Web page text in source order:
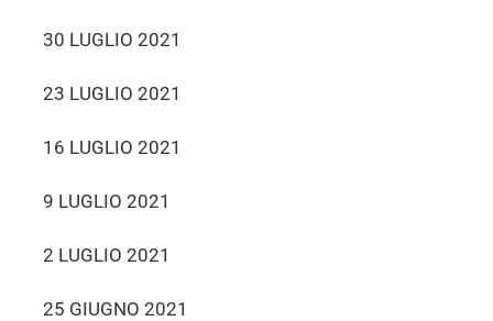
30 LUGLIO 2021
23 LUGLIO 2021
16 LUGLIO 2021
9 LUGLIO 2021
2 LUGLIO 2021
25 GIUGNO 2021